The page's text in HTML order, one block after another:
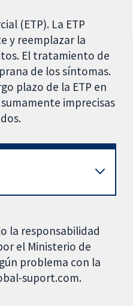
(ETP). La ETP
y reemplazar la
El tratamiento de
de los síntomas.
plazo de la ETP en
imprecisas
la responsabilidad
el Ministerio de
problema con la
suport.com.